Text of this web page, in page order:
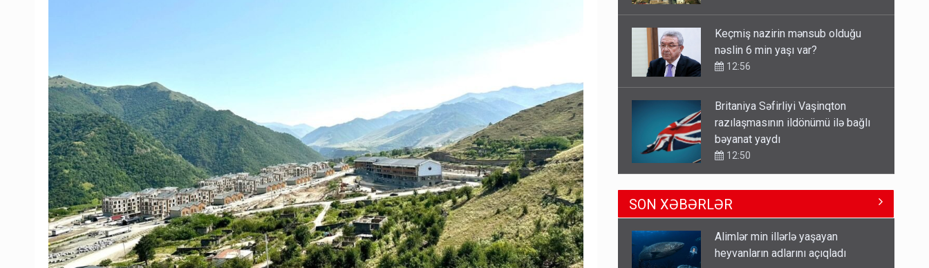
Britaniya Səfirliyi Vaşinqton
razılaşmasının ildönümü ilə bağlı
bəyanat yaydı
Azad edilən ərazilərdə ən çox bu
rayonlara turist gedir – Siyahı
11:29
İlham Əliyev müharibədə də,
sülhdə də qalib gəldi - Hikmət
15:02
SON XƏBƏRLƏR
Alimlər min illərlə yaşayan
heyvanların adlarını açıqladı